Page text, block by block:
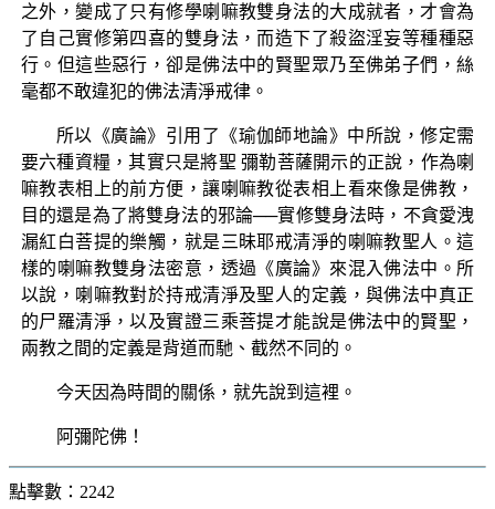
之外，變成了只有修學喇嘛教雙身法的大成就者，才會為
了自己實修第四喜的雙身法，而造下了殺盜淫妄等種種惡
行。但這些惡行，卻是佛法中的賢聖眾乃至佛弟子們，絲
毫都不敢違犯的佛法清淨戒律。
所以《廣論》引用了《瑜伽師地論》中所說，修定需
要六種資糧，其實只是將聖 彌勒菩薩開示的正說，作為喇
嘛教表相上的前方便，讓喇嘛教從表相上看來像是佛教，
目的還是為了將雙身法的邪論──實修雙身法時，不貪愛洩
漏紅白菩提的樂觸，就是三昧耶戒清淨的喇嘛教聖人。這
樣的喇嘛教雙身法密意，透過《廣論》來混入佛法中。所
以說，喇嘛教對於持戒清淨及聖人的定義，與佛法中真正
的尸羅清淨，以及實證三乘菩提才能說是佛法中的賢聖，
兩教之間的定義是背道而馳、截然不同的。
今天因為時間的關係，就先說到這裡。
阿彌陀佛！
點擊數：2242